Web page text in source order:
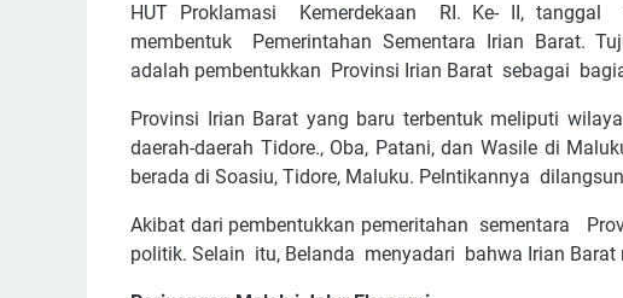
HUT Proklamasi Kemerdekaan RI. Ke- II,
membentuk Pemerintahan Sementara Irian Barat.
adalah pembentukkan Provinsi Irian Barat sebagai
Provinsi Irian Barat yang baru terbentuk meliputi
daerah-daerah Tidore., Oba, Patani, dan Wasile di
berada di Soasiu, Tidore, Maluku. Pelntikannya
Akibat dari pembentukkan pemeritahan sementara
politik. Selain itu, Belanda menyadari bahwa Irian Barat